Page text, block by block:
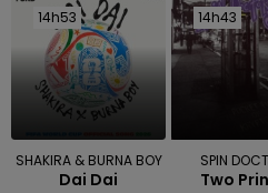
14h53
14h53
SHAKIRA & BURNA BOY
Dai Dai
14h43
14h43
SPIN
Two